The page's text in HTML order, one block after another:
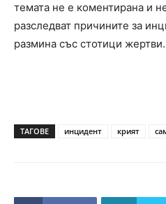
темата не е коментирана и
разследват причините за
размина със стотици жертви.
ТАГОВЕ инцидент крият